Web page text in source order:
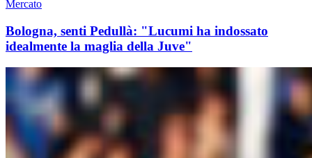
Mercato
Bologna, senti Pedullà: "Lucumi ha indossato
idealmente la maglia della Juve"